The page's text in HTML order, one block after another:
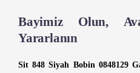
Bayimiz Olun,
Yararlanın
Sit 848 Siyah Bobin 0848129